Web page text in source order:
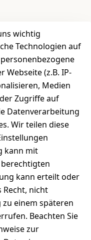
wichtig
Technologien auf
Webseite (z.B. IP-
Medien
Zugriffe auf
Datenverarbeitung
Wir teilen diese
kann mit
kann erteilt oder
Recht, nicht
einem späteren
Beachten Sie
zur
Auf über
zu
hin zu